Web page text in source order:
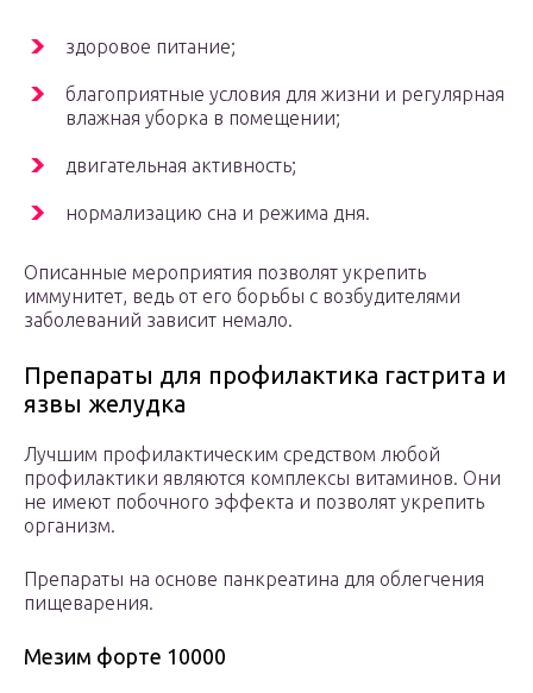
здоровое питание;
благоприятные условия для жизни и регулярная
влажная уборка в помещении;
двигательная активность;
нормализацию сна и режима дня.
Описанные мероприятия позволят укрепить
иммунитет, ведь от его борьбы с возбудителями
заболеваний зависит немало.
Препараты для профилактика гастрита и
язвы желудка
Лучшим профилактическим средством любой
профилактики являются комплексы витаминов. Они
не имеют побочного эффекта и позволят укрепить
организм.
Препараты на основе панкреатина для облегчения
пищеварения.
Мезим форте 10000